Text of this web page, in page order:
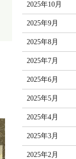
2025年10月
2025年9月
2025年8月
2025年7月
2025年6月
2025年5月
2025年4月
2025年3月
2025年2月